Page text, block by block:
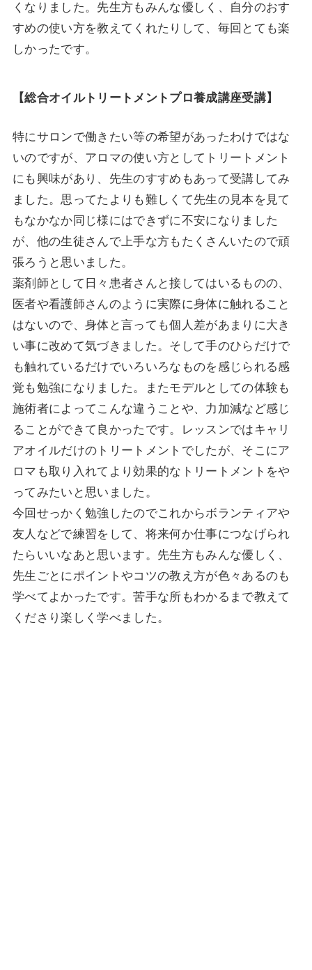
くなりました。先生方もみんな優しく、自分のおす
すめの使い方を教えてくれたりして、毎回とても楽
しかったです。
【総合オイルトリートメントプロ養成講座受講】
特にサロンで働きたい等の希望があったわけではな
いのですが、アロマの使い方としてトリートメント
にも興味があり、先生のすすめもあって受講してみ
ました。思ってたよりも難しくて先生の見本を見て
もなかなか同じ様にはできずに不安になりました
が、他の生徒さんで上手な方もたくさんいたので頑
張ろうと思いました。
薬剤師として日々患者さんと接してはいるものの、
医者や看護師さんのように実際に身体に触れること
はないので、身体と言っても個人差があまりに大き
い事に改めて気づきました。そして手のひらだけで
も触れているだけでいろいろなものを感じられる感
覚も勉強になりました。またモデルとしての体験も
施術者によってこんな違うことや、力加減など感じ
ることができて良かったです。レッスンではキャリ
アオイルだけのトリートメントでしたが、そこにア
ロマも取り入れてより効果的なトリートメントをや
ってみたいと思いました。
今回せっかく勉強したのでこれからボランティアや
友人などで練習をして、将来何か仕事につなげられ
たらいいなあと思います。先生方もみんな優しく、
先生ごとにポイントやコツの教え方が色々あるのも
学べてよかったです。苦手な所もわかるまで教えて
くださり楽しく学べました。